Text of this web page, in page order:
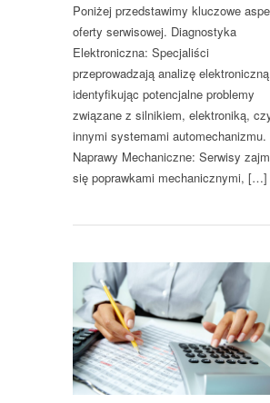
Poniżej przedstawimy kluczowe
oferty serwisowej. Diagnostyka
Elektroniczna: Specjaliści
przeprowadzają analizę
identyfikując potencjalne problemy
związane z silnikiem, elektroniką,
innymi systemami automechanizmu.
Naprawy Mechaniczne: Serwisy
się poprawkami mechanicznymi, […]